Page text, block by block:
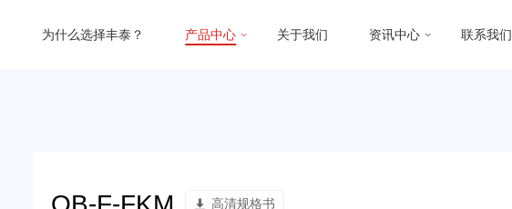
为什么选择丰泰？ 产品中心 关于我们 资讯中心 联系我们
高清规格书